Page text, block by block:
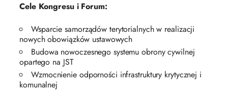
Cele Kongresu i Forum:
Wsparcie samorządów terytorialnych w realizacji
nowych obowiązków ustawowych
Budowa nowoczesnego systemu obrony cywilnej
opartego na JST
Wzmocnienie odporności infrastruktury krytycznej i
komunalnej